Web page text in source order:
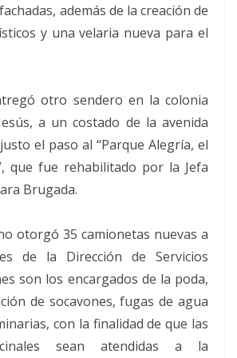
además de la creación de
y una velaria nueva para el
otro sendero en la colonia
a un costado de la avenida
el paso al “Parque Alegría, el
que fue rehabilitado por la Jefa
Brugada.
otorgó 35 camionetas nuevas a
de la Dirección de Servicios
son los encargados de la poda,
de socavones, fugas de agua
con la finalidad de que las
sean atendidas a la